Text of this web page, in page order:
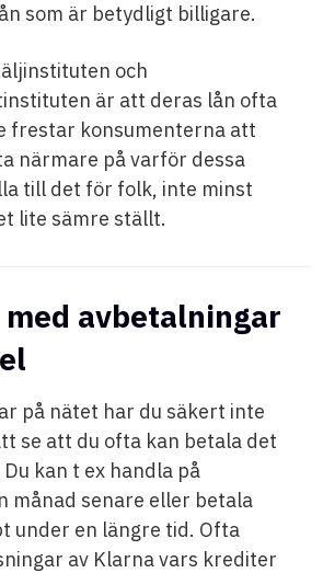
som är betydligt billigare.
och
är att deras lån ofta
frestar konsumenterna att
närmare på varför dessa
till det för folk, inte minst
lite sämre ställt.
avbetalningar
på nätet har du säkert inte
se att du ofta kan betala det
kan t ex handla på
månad senare eller betala
under en längre tid. Ofta
av Klarna vars krediter